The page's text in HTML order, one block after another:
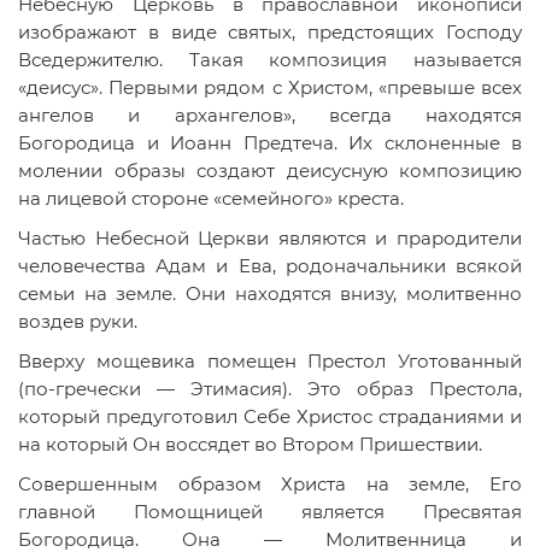
изображают в виде святых, предстоящих Господу
Вседержителю. Такая композиция называется
«деисус». Первыми рядом с Христом, «превыше всех
ангелов и архангелов», всегда находятся
Богородица и Иоанн Предтеча. Их склоненные в
молении образы создают деисусную композицию
на лицевой стороне «семейного» креста.
Частью Небесной Церкви являются и прародители
человечества Адам и Ева, родоначальники всякой
семьи на земле. Они находятся внизу, молитвенно
воздев руки.
Вверху мощевика помещен Престол Уготованный
(по-гречески — Этимасия). Это образ Престола,
который предуготовил Себе Христос страданиями и
на который Он воссядет во Втором Пришествии.
Совершенным образом Христа на земле, Его
главной Помощницей является Пресвятая
Богородица. Она — Молитвенница и